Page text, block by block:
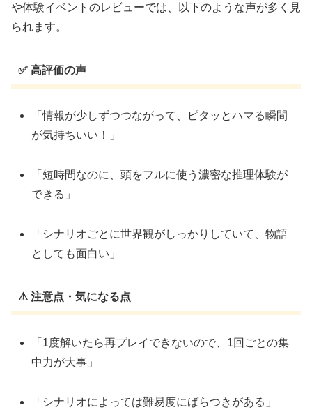
や体験イベントのレビューでは、以下のような声が多く見
られます。
✅ 高評価の声
「情報が少しずつつながって、ピタッとハマる瞬間
が気持ちいい！」
「短時間なのに、頭をフルに使う濃密な推理体験が
できる」
「シナリオごとに世界観がしっかりしていて、物語
としても面白い」
⚠ 注意点・気になる点
「1度解いたら再プレイできないので、1回ごとの集
中力が大事」
「シナリオによっては難易度にばらつきがある」